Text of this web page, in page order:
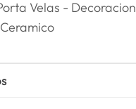
Velas - Decoracion